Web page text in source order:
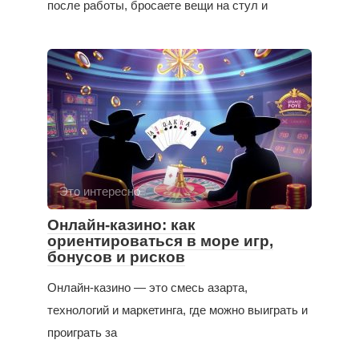
после работы, бросаете вещи на стул и
Это интересно
Онлайн-казино: как
ориентироваться в море игр,
бонусов и рисков
Онлайн-казино — это смесь азарта,
технологий и маркетинга, где можно выиграть и
проиграть за